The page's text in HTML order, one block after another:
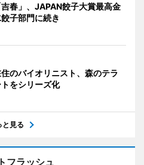
春」、JAPAN餃子大賞最高金
子部門に続き
のバイオリニスト、森のテラ
をシリーズ化
と見る
フラッシュ